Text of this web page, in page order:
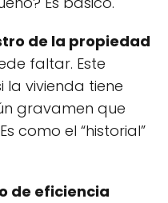
de la propiedad
faltar. Este
vivienda tiene
gravamen que
como el “historial”
de eficiencia